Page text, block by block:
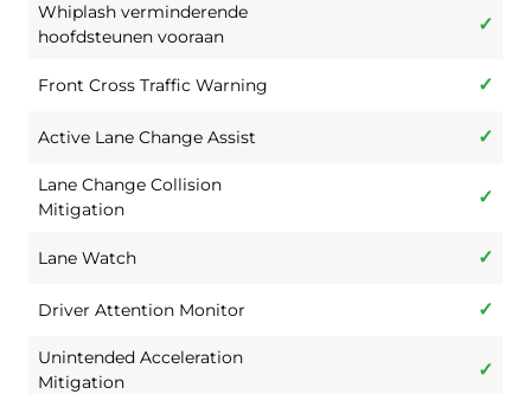
Whiplash verminderende
hoofdsteunen vooraan
Front Cross Traffic Warning
Active Lane Change Assist
Lane Change Collision
Mitigation
Lane Watch
Driver Attention Monitor
Unintended Acceleration
Mitigation